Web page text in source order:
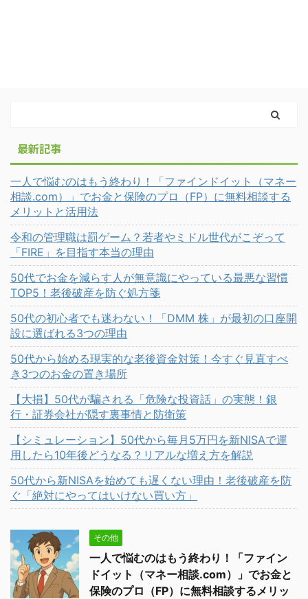
最新記事
一人で悩むのはもう終わり！「ファインドイット（マネー
相談.com）」でお金と保険のプロ（FP）に無料相談する
メリットと活用法
令和の管理職は罰ゲーム？若者やミドル世代がこぞって
「FIRE」を目指す本当の理由
50代でお金を減らす人が無意識にやっている最悪な習慣
TOP5！老後破産を防ぐ処方箋
50代の初心者でも迷わない！「DMM 株」が最初の口座開
設に選ばれる3つの理由
50代から始める現実的な老後資金対策！今すぐ見直すべ
き3つのお金の置き場所
【大損】50代が騙される「危険な投資話」の実態！銀
行・証券会社が隠す裏事情と防衛策
【シミュレーション】50代から毎月5万円を新NISAで運
用したら10年後どうなる？リアルな増え方を解説
50代から新NISAを始めても遅くない理由！老後破産を防
ぐ「絶対にやってはいけない買い方」
その他
一人で悩むのはもう終わり！「ファイン
ドイット（マネー相談.com）」でお金と
保険のプロ（FP）に無料相談するメリッ